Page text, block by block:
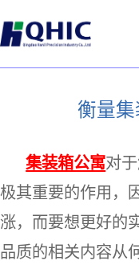
衡量集
集装箱公寓对
极其重要的作用，
涨，而要想更好的
品质的相关内容从